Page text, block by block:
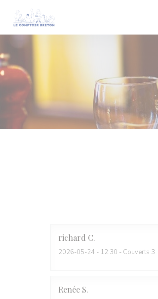
richard C
2026-05-24 - 12:30 - Couverts 3
Renée S